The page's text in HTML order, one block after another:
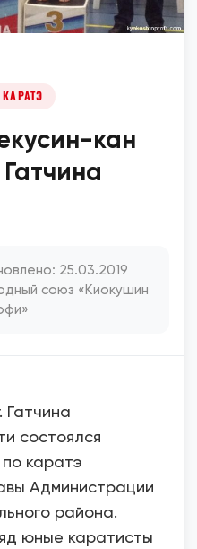
кан
25.03.2019
союз «Киокушин
Гатчина
состоялся
каратэ
Администрации
района.
юные каратисты